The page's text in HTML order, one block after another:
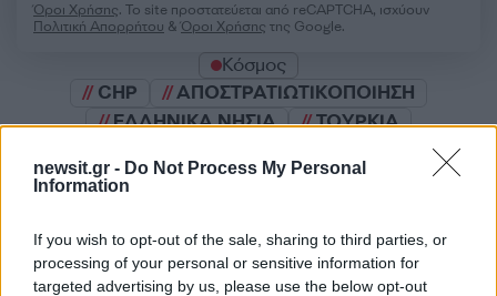
newsit.gr - Do Not Process My Personal
Information
If you wish to opt-out of the sale, sharing to third parties, or
processing of your personal or sensitive information for
targeted advertising by us, please use the below opt-out
Όροι Χρήσης. Το site προστατεύεται από reCAPTCHA, ισχύουν
Πολιτική Απορρήτου &Όροι Χρήσης της Google.
Κόσμος
CHP
ΑΠΟΣΤΡΑΤΙΩΤΙΚΟΠΟΙΗΣΗ
ΕΛΛΗΝΙΚΑ ΝΗΣΙΑ
ΤΟΥΡΚΙΑ
Share:
ενημερωθείτε πρώτοι για όλη την ειδησεογραφία και τα
τελευταία νέατης ημέρας